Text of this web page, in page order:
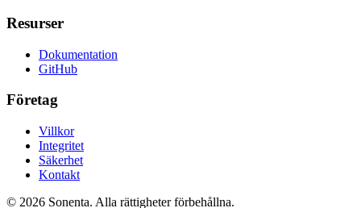
Resurser
Dokumentation
GitHub
Företag
Villkor
Integritet
Säkerhet
Kontakt
© 2026 Sonenta. Alla rättigheter förbehållna.